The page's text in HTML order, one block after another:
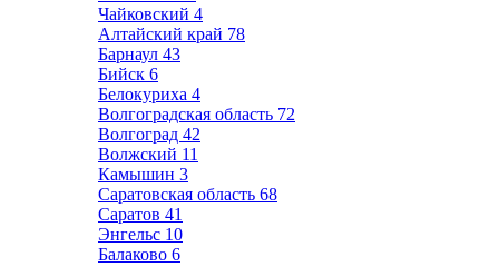
Чайковский 4
Алтайский край 78
Барнаул 43
Бийск 6
Белокуриха 4
Волгоградская область 72
Волгоград 42
Волжский 11
Камышин 3
Саратовская область 68
Саратов 41
Энгельс 10
Балаково 6